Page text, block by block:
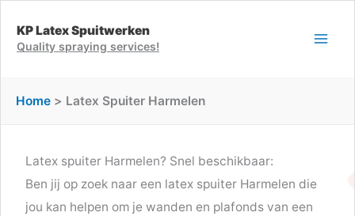
naarKP Latex Spuitwerken
Quality spraying services!
Home Latex Spuiter Harmelen
Latex spuiter Harmelen? Snel beschikbaar:
Ben jij op zoek naar een latex spuiter Harmelen die
jou kan helpen om je wanden en plafonds van een